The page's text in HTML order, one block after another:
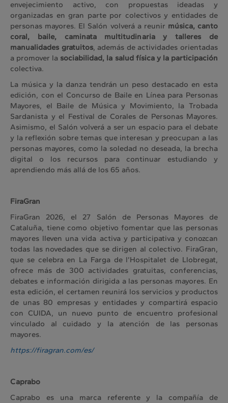
envejecimiento activo, con propuestas ideadas y
organizadas en gran parte por colectivos y entidades de
personas mayores. El Salón volverá a reunir música, canto
coral, baile, caminata multitudinaria y talleres de
manualidades gratuitos, además de actividades orientadas
a promover la sociabilidad, la salud física y la participación
colectiva.
La música y la danza tendrán un peso destacado en esta
edición, con el Concurso de Baile en Línea para Personas
Mayores, el Baile de Música y Movimiento, la Trobada
Sardanista y el Festival de Corales de Personas Mayores.
Asimismo, el Salón volverá a ser un espacio para el debate
y la reflexión sobre temas que interesan y preocupan a las
personas mayores, como la soledad no deseada, la brecha
digital o los recursos para continuar estudiando y
aprendiendo más allá de los 65 años.
FiraGran
FiraGran 2026, el 27 Salón de Personas Mayores de
Cataluña, tiene como objetivo fomentar que las personas
mayores lleven una vida activa y participativa y conozcan
todas las novedades que se dirigen al colectivo. FiraGran,
que se celebra en La Farga de l’Hospitalet de Llobregat,
ofrece más de 300 actividades gratuitas, conferencias,
debates e información dirigida a las personas mayores. En
esta edición, el certamen reunirá los servicios y productos
de unas 80 empresas y entidades y compartirá espacio
con CUIDA, un nuevo punto de encuentro profesional
vinculado al cuidado y la atención de las personas
mayores.
https://firagran.com/es/
Caprabo
Caprabo es una marca referente y la compañía de